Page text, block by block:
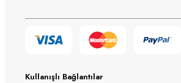
Kullanışlı Bağlantılar